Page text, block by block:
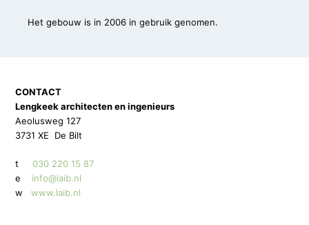
Het gebouw is in 2006 in gebruik genomen.
CONTACT
Lengkeek architecten en ingenieurs
Aeolusweg 127
3731 XE De Bilt
t030 220 15 87
e info@laib.nl
w
www.laib.nl